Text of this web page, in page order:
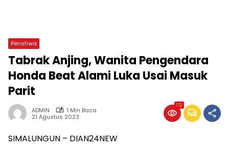
Peristiwa
Tabrak Anjing, Wanita Pengendara
Honda Beat Alami Luka Usai Masuk
Parit
ADMIN
1 Min Baca
21 Agustus 2023
172
SIMALUNGUN – DIAN24NEW